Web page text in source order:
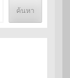
ค้นหา